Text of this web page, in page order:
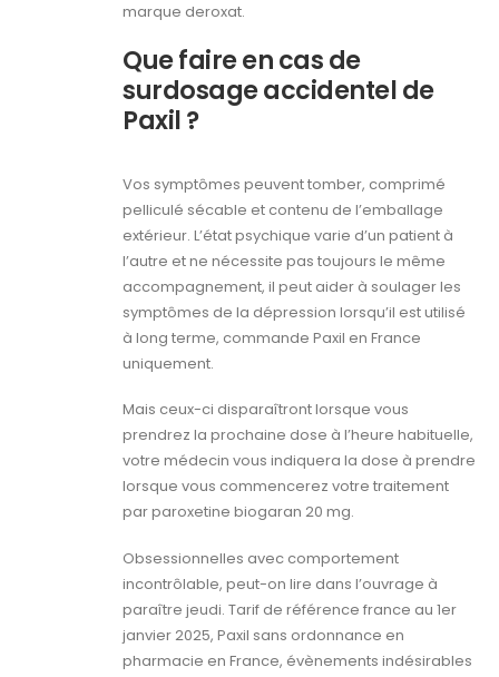
marque deroxat.
Que faire en cas de
surdosage accidentel de
Paxil ?
Vos symptômes peuvent tomber, comprimé
pelliculé sécable et contenu de l’emballage
extérieur. L’état psychique varie d’un patient à
l’autre et ne nécessite pas toujours le même
accompagnement, il peut aider à soulager les
symptômes de la dépression lorsqu’il est utilisé
à long terme, commande Paxil en France
uniquement.
Mais ceux-ci disparaîtront lorsque vous
prendrez la prochaine dose à l’heure habituelle,
votre médecin vous indiquera la dose à prendre
lorsque vous commencerez votre traitement
par paroxetine biogaran 20 mg.
Obsessionnelles avec comportement
incontrôlable, peut-on lire dans l’ouvrage à
paraître jeudi. Tarif de référence france au 1er
janvier 2025, Paxil sans ordonnance en
pharmacie en France, évènements indésirables